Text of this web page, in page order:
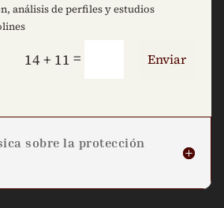
análisis de perfiles y estudios
14 + 11 = Enviar
sobre la protección